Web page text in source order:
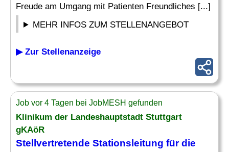
Freude am Umgang mit Patienten Freundliches [...]
MEHR INFOS ZUM STELLENANGEBOT
▶ Zur Stellenanzeige
Job vor 4 Tagen bei JobMESH gefunden
Klinikum der Landeshauptstadt Stuttgart
gKAöR
Stellvertretende Stationsleitung für die